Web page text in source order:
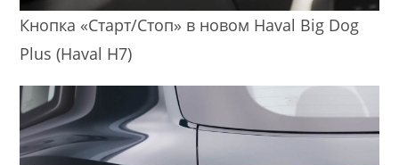
Кнопка «Старт/Стоп» в новом Haval Big Dog
Plus (Haval H7)